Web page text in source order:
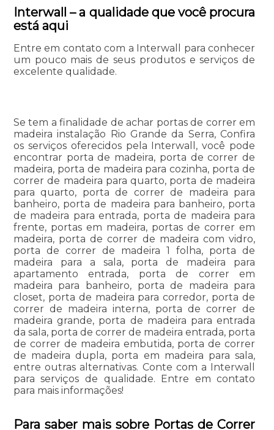
Interwall – a qualidade que você procura
está aqui
Entre em contato com a Interwall para conhecer
um pouco mais de seus produtos e serviços de
excelente qualidade.
Se tem a finalidade de achar portas de correr em
madeira instalação Rio Grande da Serra, Confira
os serviços oferecidos pela Interwall, você pode
encontrar porta de madeira, porta de correr de
madeira, porta de madeira para cozinha, porta de
correr de madeira para quarto, porta de madeira
para quarto, porta de correr de madeira para
banheiro, porta de madeira para banheiro, porta
de madeira para entrada, porta de madeira para
frente, portas em madeira, portas de correr em
madeira, porta de correr de madeira com vidro,
porta de correr de madeira 1 folha, porta de
madeira para a sala, porta de madeira para
apartamento entrada, porta de correr em
madeira para banheiro, porta de madeira para
closet, porta de madeira para corredor, porta de
correr de madeira interna, porta de correr de
madeira grande, porta de madeira para entrada
da sala, porta de correr de madeira entrada, porta
de correr de madeira embutida, porta de correr
de madeira dupla, porta em madeira para sala,
entre outras alternativas. Conte com a Interwall
para serviços de qualidade. Entre em contato
para mais informações!
Para saber mais sobre Portas de Correr